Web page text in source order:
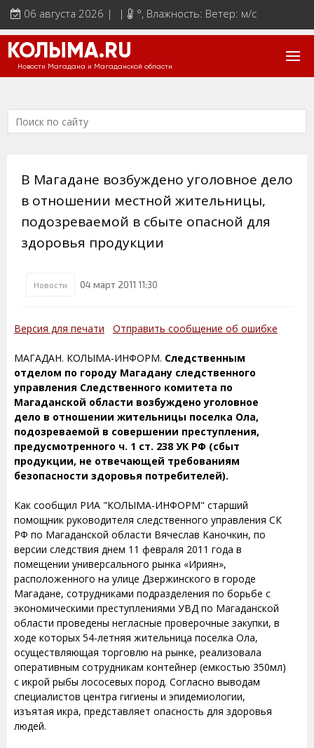
06 августа 2026 | | °, Влажность: Ветер: м/с
КОЛЫМА.RU
Новости Магадана и Магаданской области
В Магадане возбуждено уголовное дело
в отношении местной жительницы,
подозреваемой в сбыте опасной для
здоровья продукции
Новости 04 март 2011 11:30
Версия для печати Отправить сообщение об ошибке
МАГАДАН. КОЛЫМА-ИНФОРМ. Следственным
отделом по городу Магадану следственного
управления Следственного комитета по
Магаданской области возбуждено уголовное
дело в отношении жительницы поселка Ола,
подозреваемой в совершении преступления,
предусмотренного ч. 1 ст. 238 УК РФ (сбыт
продукции, не отвечающей требованиям
безопасности здоровья потребителей).
Как сообщил РИА "КОЛЫМА-ИНФОРМ" старший
помощник руководителя следственного управления СК
РФ по Магаданской области Вячеслав Каночкин, по
версии следствия днем 11 февраля 2011 года в
помещении универсального рынка «Ириян»,
расположенного на улице Дзержинского в городе
Магадане, сотрудниками подразделения по борьбе с
экономическими преступлениями УВД по Магаданской
области проведены негласные проверочные закупки, в
ходе которых 54-летняя жительница поселка Ола,
осуществляющая торговлю на рынке, реализовала
оперативным сотрудникам контейнер (емкостью 350мл)
с икрой рыбы лососевых пород. Согласно выводам
специалистов центра гигиены и эпидемиологии,
изъятая икра, представляет опасность для здоровья
людей.